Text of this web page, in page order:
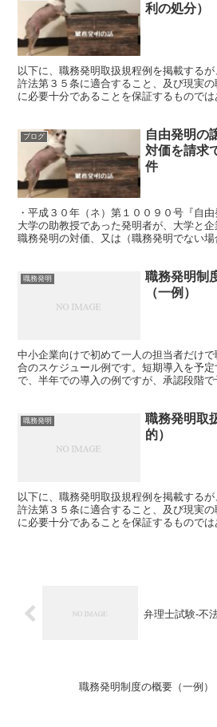
利の処分）
以下に、職務発明取扱規程例を掲載する
許法第３５条に適合すること、及び現実
に必要十分であることを保証するものでは
ブログ
自由発明の
対価を請求
件
・平成３０年（ネ）第１００９０号『自
大学の助教授であった発明者が、大学と企
職務発明の対価、又は（職務発明でない場
職務発明
職務発明制
（一例）
中小企業向けで初めて一人の担当者だけ
合のスケジュール例です。短期導入を予
で、半年での導入の例ですが、承認段階で
職務発明
職務発明取
的）
以下に、職務発明取扱規程例を掲載する
許法第３５条に適合すること、及び現実
に必要十分であることを保証するものでは
弁理士試験-不
職務発明制度の概要（一例）